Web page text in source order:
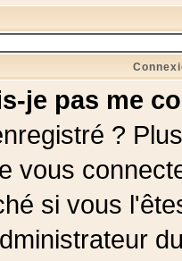
je pas me
?
vous
si vous